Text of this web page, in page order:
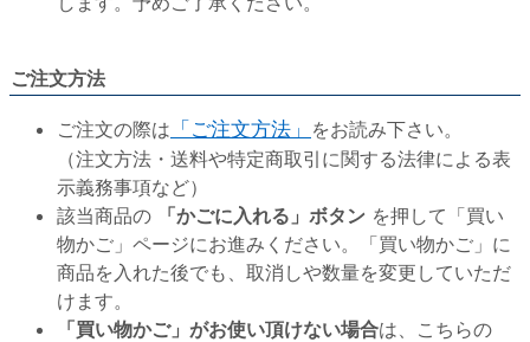
ご注文方法
ご注文の際は 「ご注文方法」 をお読み下さい。
（注文方法・送料や特定商取引に関する法律による表
示義務事項など）
該当商品の
「かごに入れる」ボタン を押して「買い
物かご」ページにお進みください。「買い物かご」に
商品を入れた後でも、取消しや数量を変更していただ
けます。
「買い物かご」がお使い頂けない場合は、こちらの